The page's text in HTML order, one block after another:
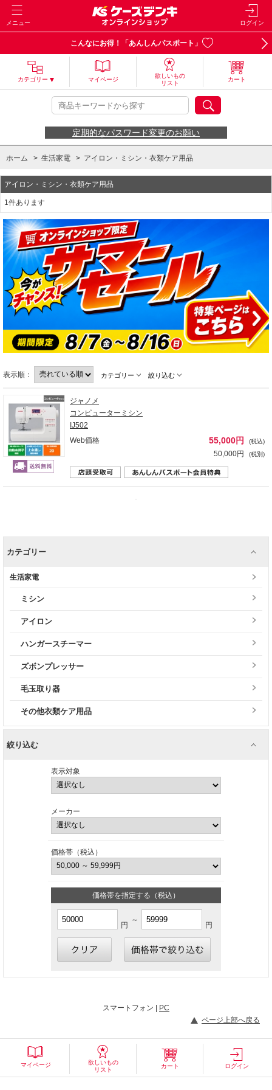
メニュー ログイン
こんなにお得！「あんしんパスポート」
カテゴリー マイページ
欲しいもの
リスト
カート
定期的なパスワード変更のお願い
ホーム > 生活家電 > アイロン・ミシン・衣類ケア用品
アイロン・ミシン・衣類ケア用品
1件あります
表示順： カテゴリー 絞り込む
ジャノメ
コンピューターミシン
IJ502
Web価格
55,000円 (税込)
50,000円 (税別)
カテゴリー
生活家電
ミシン
アイロン
ハンガースチーマー
ズボンプレッサー
毛玉取り器
その他衣類ケア用品
絞り込む
表示対象
メーカー
価格帯（税込）
価格帯を指定する（税込）
円
～
円
スマートフォン | PC
ページ上部へ戻る
マイページ
欲しいもの
リスト
カート ログイン